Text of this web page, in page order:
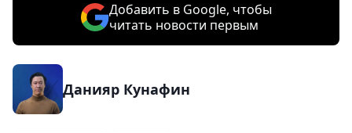
Добавить в Google, чтобы
читать новости первым
Данияр Кунафин